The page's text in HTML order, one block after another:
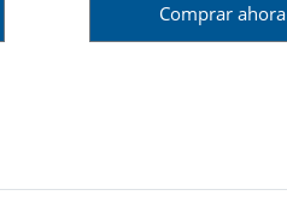
Comprar ahora